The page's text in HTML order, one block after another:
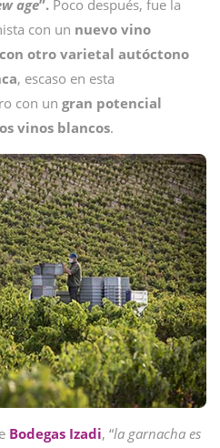
age”. Poco después, fue la
con un nuevo vino
otro varietal autóctono
, escaso en esta
con un gran potencial
vinos blancos.
Bodegas Izadi, “la garnacha es